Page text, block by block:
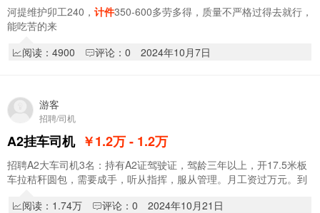
食堂 (253) 男工 (127) 商服 (505) 培训 (474)
河提维护卯工240， 计件350-600多劳多得，质量不严格过得去就行，
能吃苦的来
阅读：4900
评论：0 2024年10月7日
游客
招聘/司机
A2挂车司机 ￥1.2万- 1.2万
招聘A2大车司机3名：持有A2证驾驶证，驾龄三年以上，开17.5米板
车拉秸秆圆包，需要成手，听从指挥，服从管理。月工资过万元。到
阅读：1.74万
评论：0 2024年10月21日